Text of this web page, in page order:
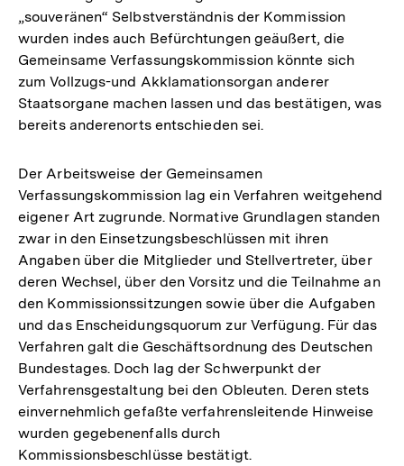
„souveränen“ Selbstverständnis der Kommission
wurden indes auch Befürchtungen geäußert, die
Gemeinsame Verfassungskommission könnte sich
zum Vollzugs-und Akklamationsorgan anderer
Staatsorgane machen lassen und das bestätigen, was
bereits anderenorts entschieden sei.
Der Arbeitsweise der Gemeinsamen
Verfassungskommission lag ein Verfahren weitgehend
eigener Art zugrunde. Normative Grundlagen standen
zwar in den Einsetzungsbeschlüssen mit ihren
Angaben über die Mitglieder und Stellvertreter, über
deren Wechsel, über den Vorsitz und die Teilnahme an
den Kommissionssitzungen sowie über die Aufgaben
und das Enscheidungsquorum zur Verfügung. Für das
Verfahren galt die Geschäftsordnung des Deutschen
Bundestages. Doch lag der Schwerpunkt der
Verfahrensgestaltung bei den Obleuten. Deren stets
einvernehmlich gefaßte verfahrensleitende Hinweise
wurden gegebenenfalls durch
Kommissionsbeschlüsse bestätigt.